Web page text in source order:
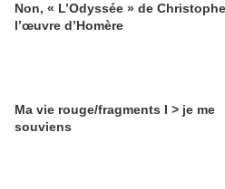
Non, « L’Odyssée » de
l’œuvre d’Homère
Ma vie rouge/fragments I > je me
souviens